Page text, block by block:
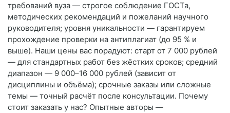
требований вуза — строгое соблюдение ГОСТа,
методических рекомендаций и пожеланий научного
руководителя; уровня уникальности — гарантируем
прохождение проверки на антиплагиат (до 95 % и
выше). Наши цены вас порадуют: старт от 7 000 рублей
— для стандартных работ без жёстких сроков; средний
диапазон — 9 000–16 000 рублей (зависит от
дисциплины и объёма); срочные заказы или сложные
темы — точный расчёт после консультации. Почему
стоит заказать у нас? Опытные авторы —